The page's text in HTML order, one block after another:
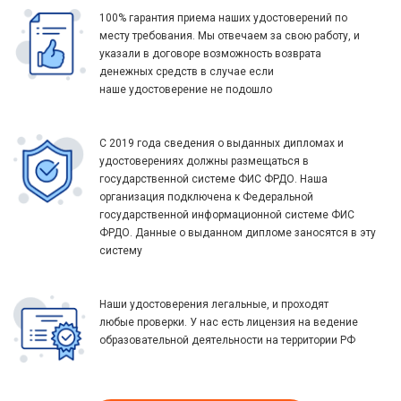
100% гарантия приема наших удостоверений по
месту требования. Мы отвечаем за свою работу, и
указали в договоре возможность возврата
денежных средств в случае если
наше удостоверение не подошло
С 2019 года сведения о выданных дипломах и
удостоверениях должны размещаться в
государственной системе ФИС ФРДО. Наша
организация подключена к Федеральной
государственной информационной системе ФИС
ФРДО. Данные о выданном дипломе заносятся в эту
систему
Наши удостоверения легальные, и проходят
любые проверки. У нас есть лицензия на ведение
образовательной деятельности на территории РФ